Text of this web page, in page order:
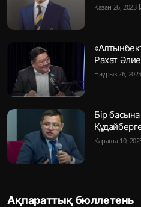
Қазан 26, 2023
Рахат
Наурыз 26, 2025
Бір
Қараша 10,
Ақпараттық бюллетень